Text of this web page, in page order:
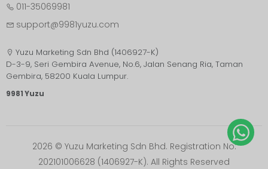
011-35069981
support@9981yuzu.com
Yuzu Marketing Sdn Bhd (1406927-K)
D-3-9, Seri Gembira Avenue, No.6, Jalan Senang Ria, Taman
9981 Yuzu
2026 © Yuzu Marketing Sdn Bhd. Registration No:
202101006628 (1406927-K). All Rights Reserved